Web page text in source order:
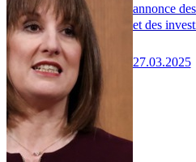
annonce
et des
27.03.2025